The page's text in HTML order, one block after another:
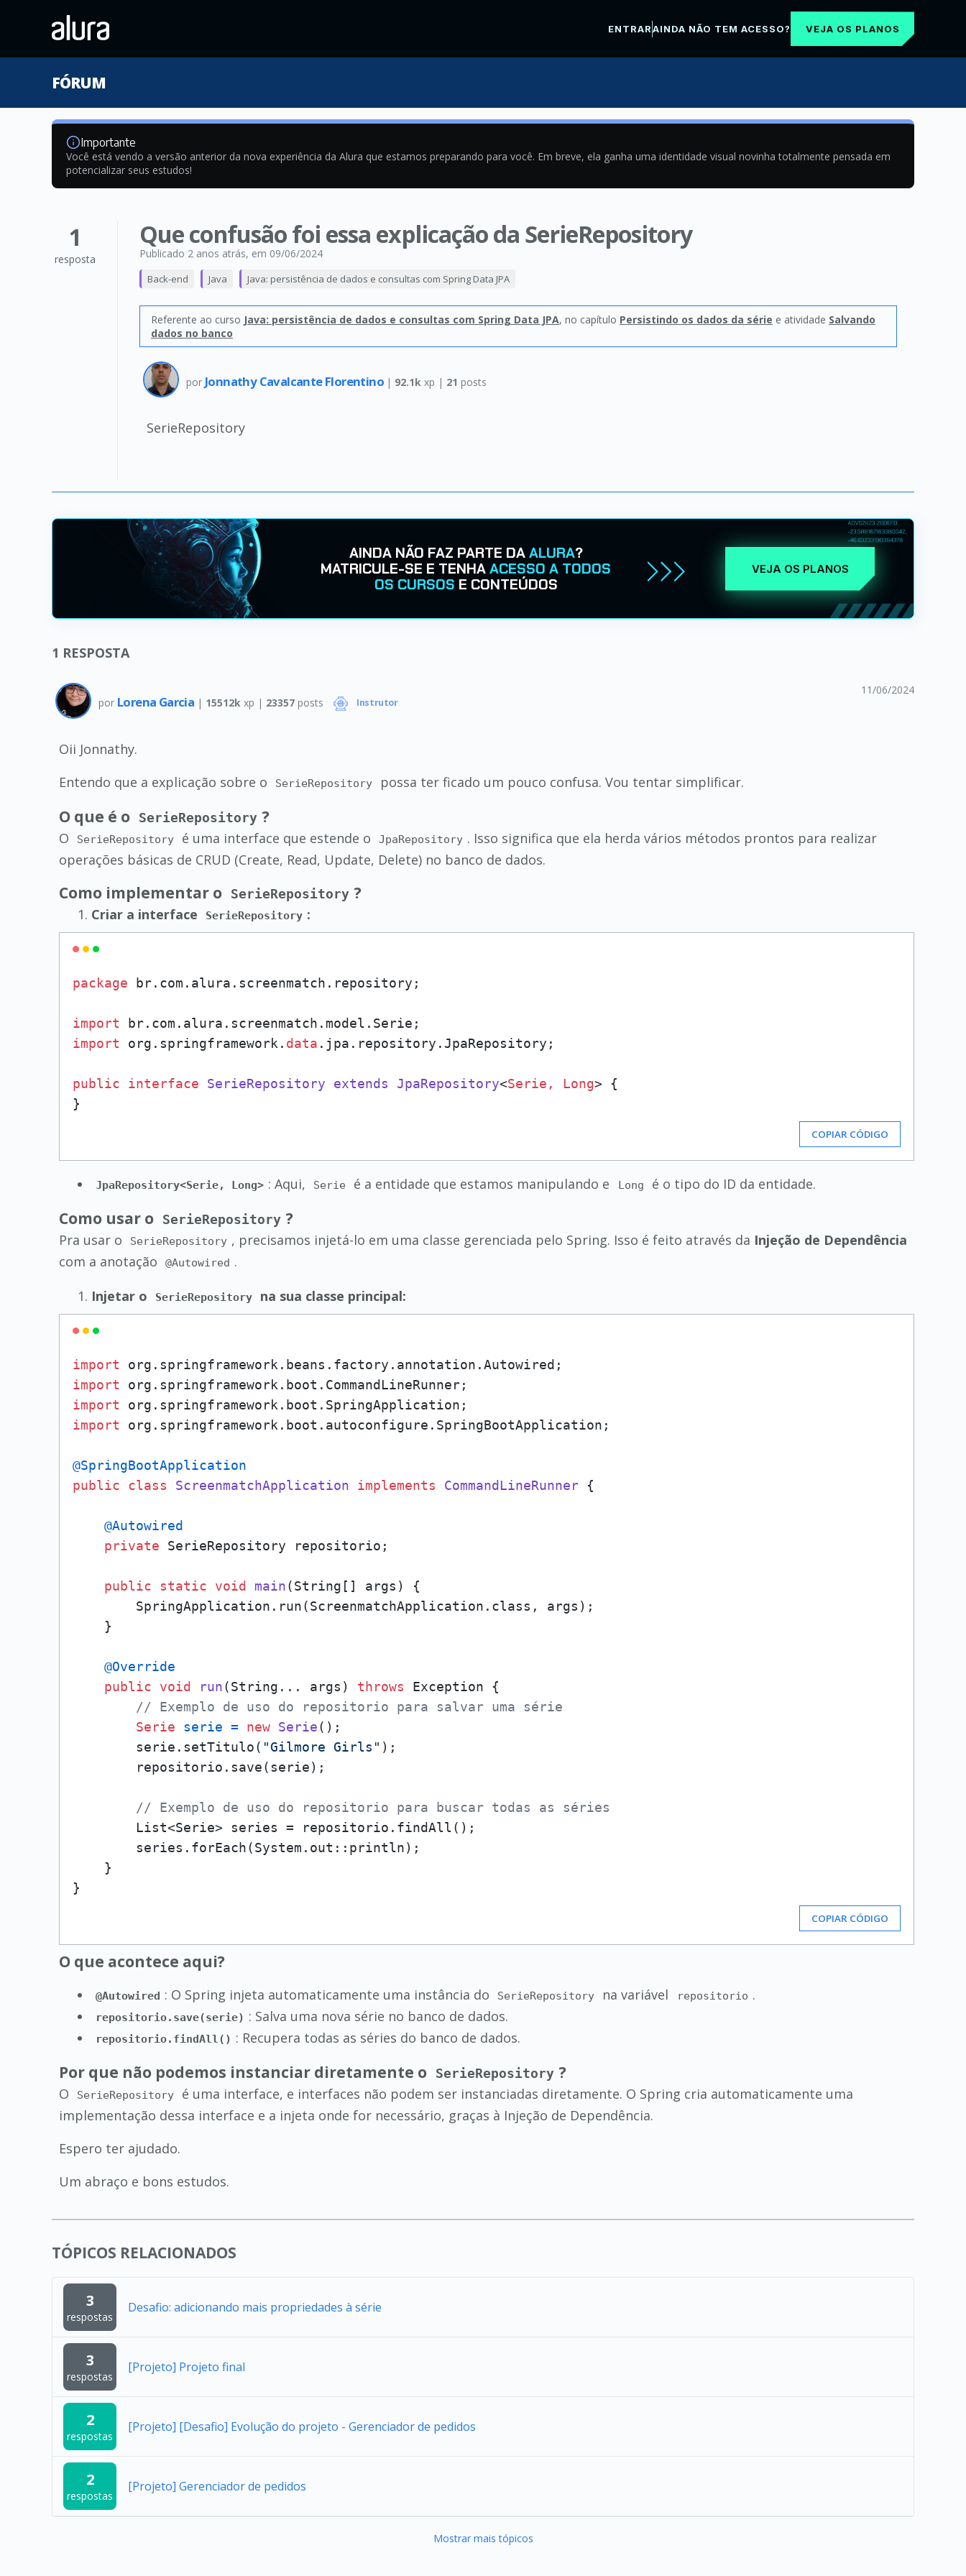
ENTRARAINDA NÃO TEM ACESSO? VEJA OS PLANOS
FÓRUM
Importante
Você está vendo a versão anterior da nova experiência da Alura que estamos preparando para você. Em breve, ela ganha uma identidade visual novinha totalmente pensada em
potencializar seus estudos!
1
resposta
Que confusão foi essa explicação da SerieRepository
Publicado 2 anos atrás, em 09/06/2024
Back-end Java Java: persistência de dados e consultas com Spring Data JPA
Referente ao curso Java: persistência de dados e consultas com Spring Data JPA, no capítulo Persistindo os dados da série e atividade Salvando
dados no banco
por Jonnathy Cavalcante Florentino | 92.1k xp | 21 posts
SerieRepository
AINDA NÃO FAZ PARTE DAALURA?
MATRICULE-SE E TENHAACESSO A TODOS
OS CURSOS E CONTEÚDOS
VEJA OS PLANOS
1 RESPOSTA
por Lorena Garcia | 15512k xp | 23357posts Instrutor
11/06/2024
Oii Jonnathy.
Entendo que a explicação sobre o
SerieRepository possa ter ficado um pouco confusa. Vou tentar simplificar.
O que é o SerieRepository ?
O SerieRepository é uma interface que estende o JpaRepository . Isso significa que ela herda vários métodos prontos para realizar
operações básicas de CRUD (Create, Read, Update, Delete) no banco de dados.
Como implementar o SerieRepository ?
Criar a interface SerieRepository :
package br.com.alura.screenmatch.repository;
import
import org.springframework. data .jpa.repository.JpaRepository;
public interface SerieRepository extends JpaRepository<Serie, Long> {
COPIAR CÓDIGO
JpaRepository<Serie, Long> : Aqui, Serie é a entidade que estamos manipulando e Long é o tipo do ID da entidade.
Como usar o SerieRepository ?
Pra usar o SerieRepository , precisamos injetá-lo em uma classe gerenciada pelo Spring. Isso é feito através da Injeção de Dependência
com a anotação
@Autowired .
Injetar o
SerieRepository na sua classe principal:
import
import
import
import org.springframework.boot.autoconfigure.SpringBootApplication;
@SpringBootApplication
public
class ScreenmatchApplication implements CommandLineRunner {
@Autowired
private SerieRepository repositorio;
public static void main(String[] args)
{
        SpringApplication.run(ScreenmatchApplication.class, args);
    }
@Override
public
void run(String... args) throws Exception {
// Exemplo de uso do repositorio para salvar uma série
Serie
serie = new Serie();
        serie.setTitulo(
"Gilmore Girls" );
        repositorio.save(serie);
// Exemplo de uso do repositorio para buscar todas as séries
        List<Serie> series = repositorio.findAll();
        series.forEach(System.out::println);
    }
COPIAR CÓDIGO
O que acontece aqui?
@Autowired : O Spring injeta automaticamente uma instância do SerieRepository na variável repositorio .
repositorio.save(serie) : Salva uma nova série no banco de dados.
repositorio.findAll() : Recupera todas as séries do banco de dados.
Por que não podemos instanciar diretamente o SerieRepository ?
O SerieRepository
é uma interface, e interfaces não podem ser instanciadas diretamente. O Spring cria automaticamente uma
implementação dessa interface e a injeta onde for necessário, graças à Injeção de Dependência.
Espero ter ajudado.
Um abraço e bons estudos.
TÓPICOS RELACIONADOS
3
respostas
Desafio: adicionando mais propriedades à série
3
respostas
[Projeto] Projeto final
2
respostas
[Projeto] [Desafio] Evolução do projeto - Gerenciador de pedidos
2
respostas
[Projeto] Gerenciador de pedidos
Mostrar mais tópicos